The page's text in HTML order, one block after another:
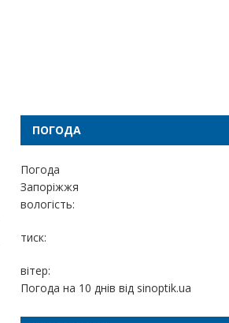
ПОГОДА
Погода
Запоріжжя
вологість:
тиск:
вітер:
Погода на 10 днів від sinoptik.ua